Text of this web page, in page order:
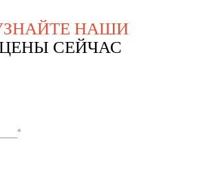
НАШИ
СЕЙЧАС